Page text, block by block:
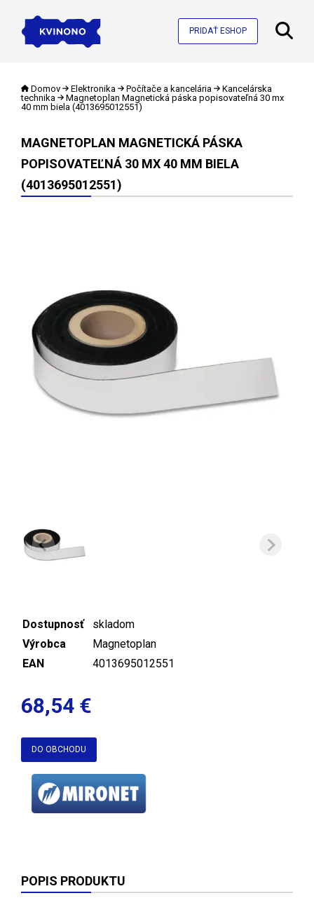
PRIDAŤ ESHOP
Domov Elektronika Počítače a kancelária
Kancelárska
technika
Magnetoplan Magnetická páska popisovateľná 30 mx
40 mm biela (4013695012551)
MAGNETOPLAN MAGNETICKÁ PÁSKA
POPISOVATEĽNÁ 30 MX 40 MM BIELA
(4013695012551)
Dostupnosť
skladom
Výrobca
Magnetoplan
EAN
4013695012551
68,54 €
DO OBCHODU
POPIS PRODUKTU